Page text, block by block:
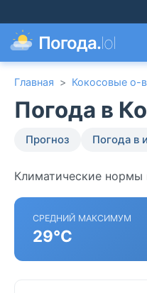
Погода.lol
Главная > Кокосовые о-
Погода в
Прогноз Погода в
Климатические нормы
СРЕДНИЙ МАКСИМУМ
29°C